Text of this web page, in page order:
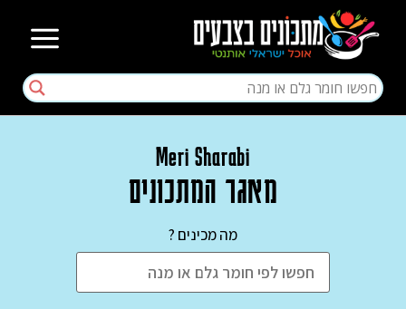
Meri Sharabi
מאגר המתכונים
מה מכינים ?